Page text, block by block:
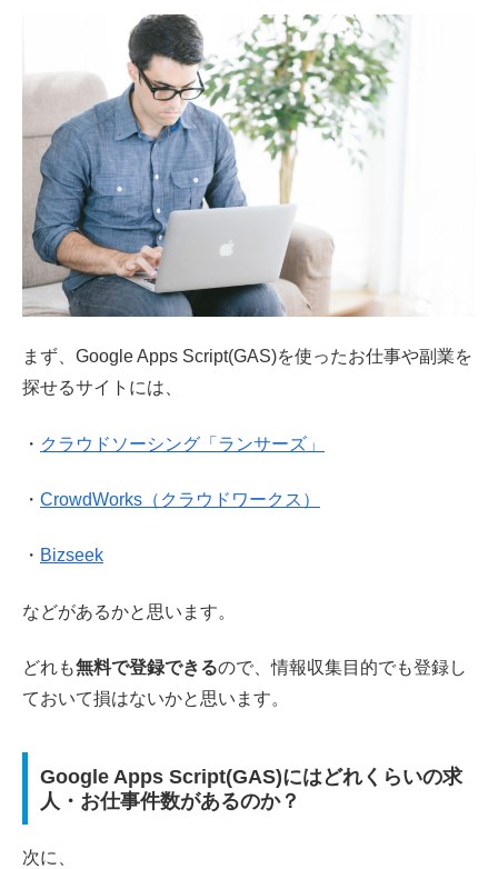
まず、Google Apps Script(GAS)を使ったお仕事や副業を
探せるサイトには、
・ クラウドソーシング「ランサーズ」
・ CrowdWorks（クラウドワークス）
・ Bizseek
などがあるかと思います。
どれも無料で登録できるので、情報収集目的でも登録し
ておいて損はないかと思います。
Google Apps Script(GAS)にはどれくらいの求
人・お仕事件数があるのか？
次に、